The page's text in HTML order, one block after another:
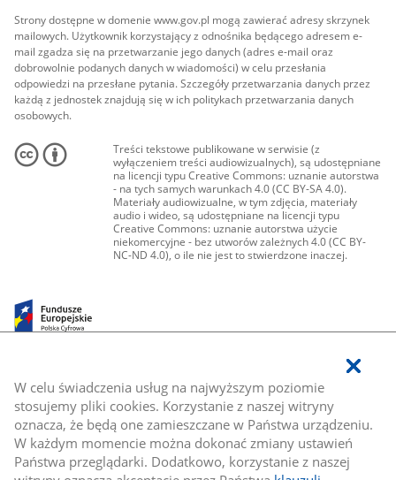
W celu świadczenia usług na najwyższym poziomie
stosujemy pliki cookies. Korzystanie z naszej witryny
oznacza, że będą one zamieszczane w Państwa urządzeniu.
W każdym momencie można dokonać zmiany ustawień
Państwa przeglądarki. Dodatkowo, korzystanie z naszej
Strony dostępne w domenie www.gov.pl mogą zawierać adresy skrzynek
mailowych. Użytkownik korzystający z odnośnika będącego adresem e-
mail zgadza się na przetwarzanie jego danych (adres e-mail oraz
dobrowolnie podanych danych w wiadomości) w celu przesłania
odpowiedzi na przesłane pytania. Szczegóły przetwarzania danych przez
każdą z jednostek znajdują się w ich politykach przetwarzania danych
osobowych.
Treści tekstowe publikowane w serwisie (z
wyłączeniem treści audiowizualnych), są udostępniane
na licencji typu Creative Commons: uznanie autorstwa
- na tych samych warunkach 4.0 (CC BY-SA 4.0).
Materiały audiowizualne, w tym zdjęcia, materiały
audio i wideo, są udostępniane na licencji typu
Creative Commons: uznanie autorstwa użycie
niekomercyjne - bez utworów zależnych 4.0 (CC BY-
NC-ND 4.0), o ile nie jest to stwierdzone inaczej.